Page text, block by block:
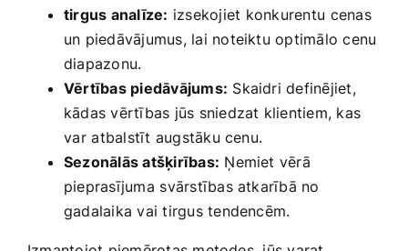
tirgus ‍analīze: izsekojiet ⁤konkurentu ⁢cenas
un piedāvājumus, lai noteiktu optimālo cenu⁢
diapazonu.
Vērtības piedāvājums: ​Skaidri definējiet,
kādas vērtības jūs sniedzat klientiem, kas
⁢var ⁤atbalstīt augstāku cenu.
Sezonālās atšķirības: Ņemiet vērā⁢
pieprasījuma⁢ svārstības atkarībā no
gadalaika ‌vai tirgus tendencēm.